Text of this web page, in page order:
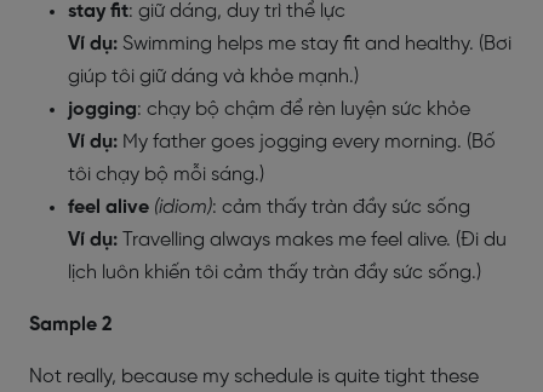
stay fit: giữ dáng, duy trì thể lực
Ví dụ: Swimming helps me stay fit and healthy. (Bơi
giúp tôi giữ dáng và khỏe mạnh.)
jogging: chạy bộ chậm để rèn luyện sức khỏe
Ví dụ: My father goes jogging every morning. (Bố
tôi chạy bộ mỗi sáng.)
feel alive (idiom): cảm thấy tràn đầy sức sống
Ví dụ: Travelling always makes me feel alive. (Đi du
lịch luôn khiến tôi cảm thấy tràn đầy sức sống.)
Sample 2
Not really, because my schedule is quite tight these